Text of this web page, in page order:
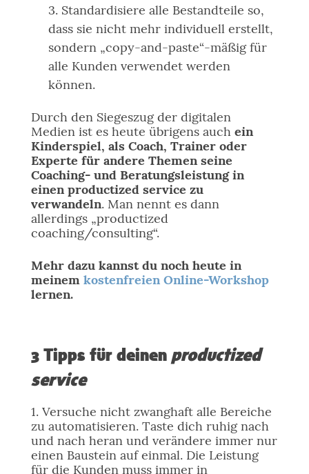
Standardisiere alle Bestandteile so,
dass sie nicht mehr individuell erstellt,
sondern „copy-and-paste“-mäßig für
alle Kunden verwendet werden
können.
Durch den Siegeszug der digitalen
Medien ist es heute übrigens auch ein
Kinderspiel, als Coach, Trainer oder
Experte für andere Themen seine
Coaching- und Beratungsleistung in
einen productized service zu
verwandeln. Man nennt es dann
allerdings „productized
coaching/consulting“.
Mehr dazu kannst du noch heute in
meinem kostenfreien Online-Workshop
lernen.
3 Tipps für deinen productized
service
1. Versuche nicht zwanghaft alle Bereiche
zu automatisieren. Taste dich ruhig nach
und nach heran und verändere immer nur
einen Baustein auf einmal. Die Leistung
für die Kunden muss immer in